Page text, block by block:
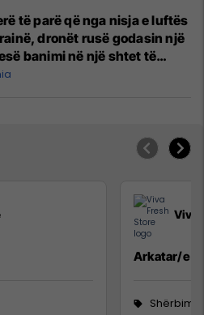
të parë që nga nisja e luftës
dronët rusë godasin një
banimi në një shtet të
s
Viva
Arkatar/e